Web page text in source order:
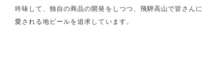
吟味して、独自の商品の開発をしつつ、飛騨高山で皆さんに
愛される地ビールを追求しています。